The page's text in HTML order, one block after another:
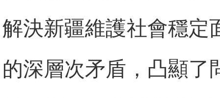
解決新疆維護社會穩定
的深層次矛盾，凸顯了